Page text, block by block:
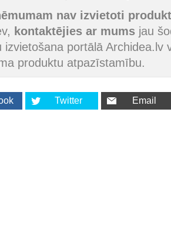
nav izvietoti
kontaktējies ar mums jau
izvietošana portālā Archidea.lv
produktu atpazīstamību.
Twitter Email